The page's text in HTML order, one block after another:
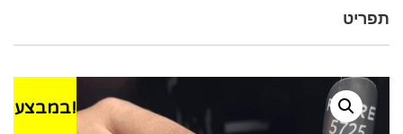
Toggle
תפריט
במבצע!